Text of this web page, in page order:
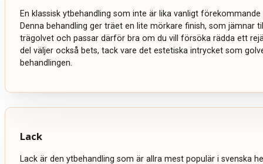
En klassisk ytbehandling som inte är lika vanligt förekommande
Denna behandling ger träet en lite mörkare finish, som jämnar
trägolvet och passar därför bra om du vill försöka rädda ett
del väljer också bets, tack vare det estetiska intrycket som
behandlingen.
Lack
Lack är den ytbehandling som är allra mest populär i svenska